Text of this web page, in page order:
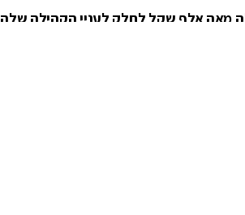
מאה אלף שקל לחלק לעניי הקהילה שלה